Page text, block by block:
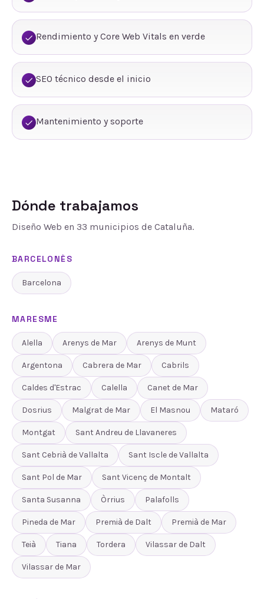
Rendimiento y Core Web Vitals en verde
SEO técnico desde el inicio
Mantenimiento y soporte
Dónde trabajamos
Diseño Web en 33 municipios de Cataluña.
BARCELONÈS
Barcelona
MARESME
Alella Arenys de Mar Arenys de Munt
Argentona Cabrera de Mar Cabrils
Caldes d'Estrac Calella Canet de Mar
Dosrius Malgrat de Mar El Masnou Mataró
Montgat Sant Andreu de Llavaneres
Sant Cebrià de Vallalta Sant Iscle de Vallalta
Sant Pol de Mar Sant Vicenç de Montalt
Santa Susanna Òrrius Palafolls
Pineda de Mar Premià de Dalt Premià de Mar
Teià Tiana Tordera Vilassar de Dalt
Vilassar de Mar